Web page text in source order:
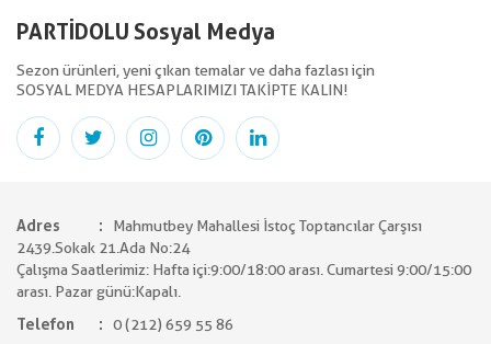
PARTİDOLU Sosyal Medya
Sezon ürünleri, yeni çıkan temalar ve daha fazlası için
SOSYAL MEDYA HESAPLARIMIZI TAKİPTE KALIN!
Adres
Mahmutbey Mahallesi İstoç Toptancılar Çarşısı
2439.Sokak 21.Ada No:24
Çalışma Saatlerimiz: Hafta içi:9:00/18:00 arası. Cumartesi 9:00/15:00
arası. Pazar günü:Kapalı.
Telefon
0 (212) 659 55 86